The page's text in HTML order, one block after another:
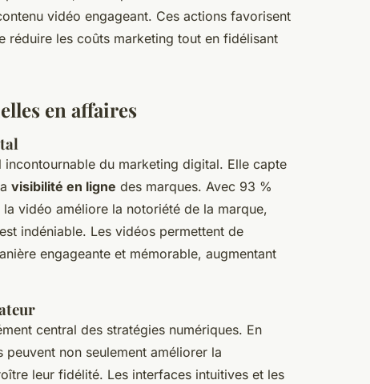
vidéo engageant. Ces actions favorisent
réduire les coûts marketing tout en fidélisant
en affaires
du marketing digital. Elle capte
visibilité en ligne des marques. Avec 93 %
vidéo améliore la notoriété de la marque,
indéniable. Les vidéos permettent de
engageante et mémorable, augmentant
central des stratégies numériques. En
non seulement améliorer la
leur fidélité. Les interfaces intuitives et les